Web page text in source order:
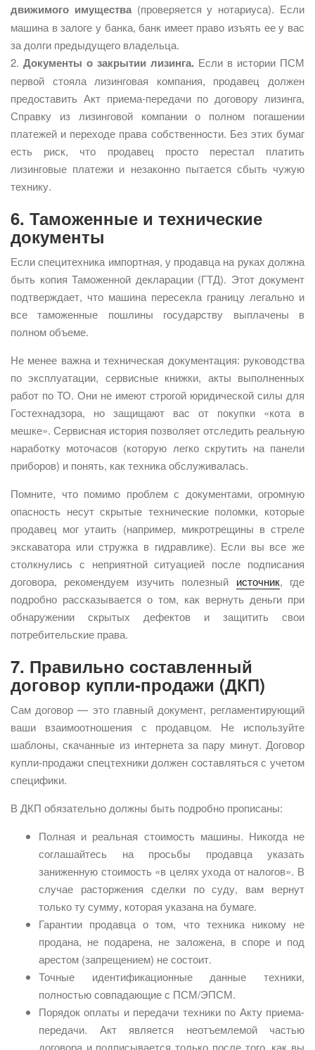
движимого имущества(проверяется у нотариуса). Если
машина в залоге у банка, банк имеет право изъять ее у вас
за долги предыдущего владельца.
2. Документы о закрытии лизинга. Если в истории ПСМ
первой стояла лизинговая компания, продавец должен
предоставить Акт приема-передачи по договору лизинга,
Справку из лизинговой компании о полном погашении
платежей и переходе права собственности. Без этих бумаг
есть риск, что продавец просто перестал платить
лизинговые платежи и незаконно пытается сбыть чужую
технику.
6. Таможенные и технические
документы
Если специтехника импортная, у продавца на руках должна
быть копия Таможенной декларации (ГТД). Этот документ
подтверждает, что машина пересекла границу легально и
все таможенные пошлины государству выплачены в
полном объеме.
Не менее важна и техническая документация: руководства
по эксплуатации, сервисные книжки, акты выполненных
работ по ТО. Они не имеют строгой юридической силы для
Гостехнадзора, но защищают вас от покупки «кота в
мешке». Сервисная история позволяет отследить реальную
наработку моточасов (которую легко скрутить на панели
приборов) и понять, как техника обслуживалась.
Помните, что помимо проблем с документами, огромную
опасность несут скрытые технические поломки, которые
продавец мог утаить (например, микротрещины в стреле
экскаватора или стружка в гидравлике). Если вы все же
столкнулись с неприятной ситуацией после подписания
договора, рекомендуем изучить полезный источник, где
подробно рассказывается о том, как вернуть деньги при
обнаружении скрытых дефектов и защитить свои
потребительские права.
7. Правильно составленный
договор купли-продажи (ДКП)
Сам договор — это главный документ, регламентирующий
ваши взаимоотношения с продавцом. Не используйте
шаблоны, скачанные из интернета за пару минут. Договор
купли-продажи спецтехники должен составляться с учетом
специфики.
В ДКП обязательно должны быть подробно прописаны:
Полная и реальная стоимость машины. Никогда не
соглашайтесь на просьбы продавца указать
заниженную стоимость «в целях ухода от налогов». В
случае расторжения сделки по суду, вам вернут
только ту сумму, которая указана на бумаге.
Гарантии продавца о том, что техника никому не
продана, не подарена, не заложена, в споре и под
арестом (запрещением) не состоит.
Точные идентификационные данные техники,
полностью совпадающие с ПСМ/ЭПСМ.
Порядок оплаты и передачи техники по Акту приема-
передачи. Акт является неотъемлемой частью
договора и подписывается только после того, как вы